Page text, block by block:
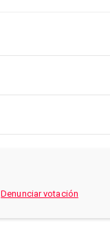
Denunciar votación